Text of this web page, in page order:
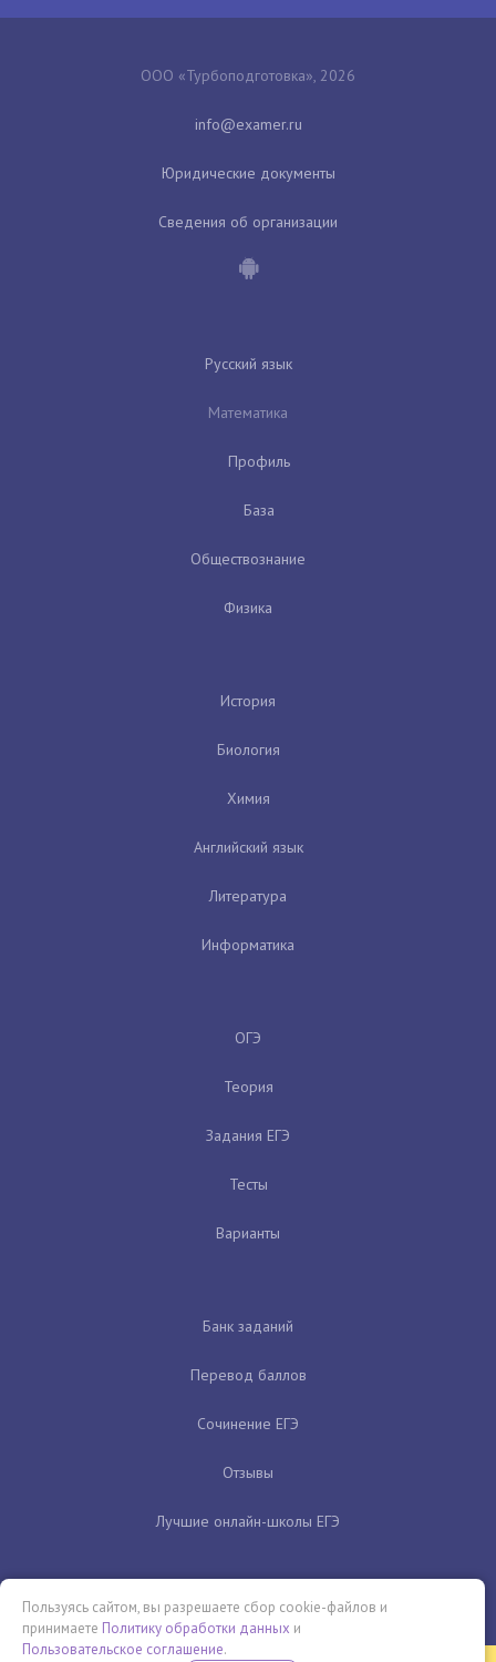
ООО «Турбоподготовка», 2026
Юридические документы
Сведения об организации
Русский язык
Математика
Профиль
База
Обществознание
Физика
История
Биология
Химия
Английский язык
Литература
Информатика
ОГЭ
Теория
Задания ЕГЭ
Тесты
Варианты
Банк заданий
Перевод баллов
Сочинение ЕГЭ
Отзывы
Лучшие онлайн-школы ЕГЭ
Пользуясь сайтом, вы разрешаете сбор cookie-файлов и
принимаете Политику обработки данных и
Пользовательское соглашение.